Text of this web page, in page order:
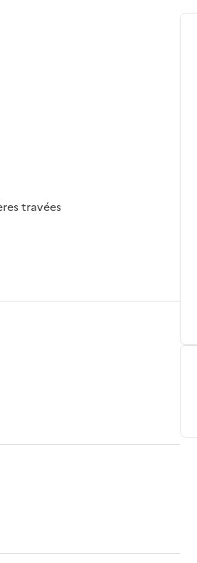
travées